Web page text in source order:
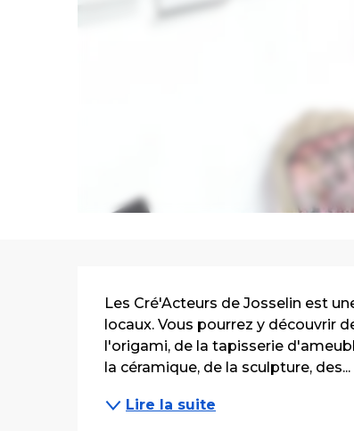
Description
Les Cré'Acteurs de Josselin est
locaux. Vous pourrez y découvrir
l'origami, de la tapisserie
la céramique, de la sculpture, des...
Lire la suite